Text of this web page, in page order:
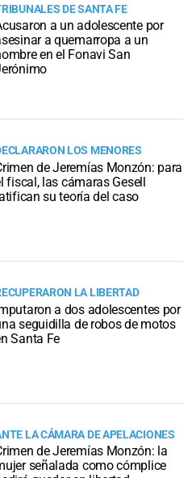
DE SANTA FE
a un adolescente por
a quemarropa a un
en el Fonavi San
LOS MENORES
de Jeremías Monzón: para
fiscal, las cámaras Gesell
su teoría del caso
LA LIBERTAD
a dos adolescentes por
seguidilla de robos de motos
Santa Fe
LA CÁMARA DE APELACIONES
de Jeremías Monzón: la
señalada como cómplice